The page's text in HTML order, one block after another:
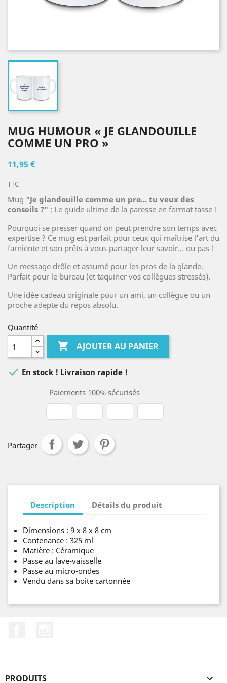
MUG HUMOUR « JE GLANDOUILLE
COMME UN PRO »
11,95 €
TTC
Mug "Je glandouille comme un pro... tu veux des
conseils ?" : Le guide ultime de la paresse en format tasse !
Pourquoi se presser quand on peut prendre son temps avec
expertise ? Ce mug est parfait pour ceux qui maîtrise l'art du
farniente et son prêts à vous partager leur savoir... ou pas !
Un message drôle et assumé pour les pros de la glande.
Parfait pour le bureau (et taquiner vos collègues stressés).
Une idée cadeau originale pour un ami, un collègue ou un
proche adepte du repos absolu.
Quantité
 AJOUTER AU PANIER
 En stock ! Livraison rapide !
Paiements 100% sécurisés
Partager
Description Détails du produit
Dimensions : 9 x 8 x 8 cm
Contenance : 325 ml
Matière : Céramique
Passe au lave-vaisselle
Passe au micro-ondes
Vendu dans sa boite cartonnée
PRODUITS 